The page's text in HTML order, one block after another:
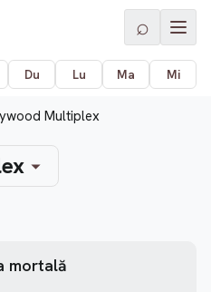
⌕
Du Lu Ma Mi
Multiplex
mortală